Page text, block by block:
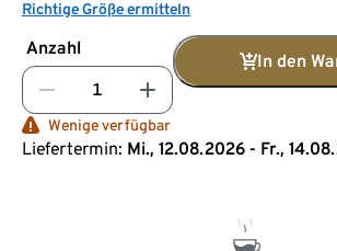
Richtige Größe ermitteln
Anzahl
In den
Wenige verfügbar
Liefertermin: Mi., 12.08.2026 - Fr.,